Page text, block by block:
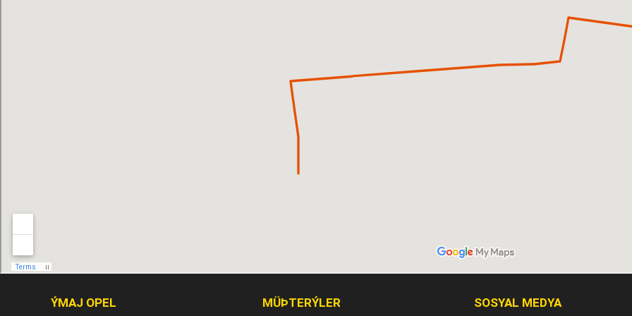
ÝMAJ OPEL MÜÞTERÝLER SOSYAL MEDYA